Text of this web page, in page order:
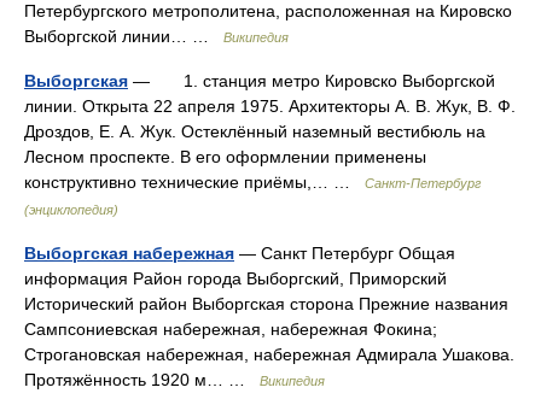
Петербургского метрополитена, расположенная на Кировско
Выборгской линии… …
Википедия
Выборгская — 1. станция метро Кировско Выборгской
линии. Открыта 22 апреля 1975. Архитекторы А. В. Жук, В. Ф.
Дроздов, Е. А. Жук. Остеклённый наземный вестибюль на
Лесном проспекте. В его оформлении применены
конструктивно технические приёмы,… …
Санкт-Петербург
(энциклопедия)
Выборгская набережная — Санкт Петербург Общая
информация Район города Выборгский, Приморский
Исторический район Выборгская сторона Прежние названия
Сампсониевская набережная, набережная Фокина;
Строгановская набережная, набережная Адмирала Ушакова.
Протяжённость 1920 м… …
Википедия